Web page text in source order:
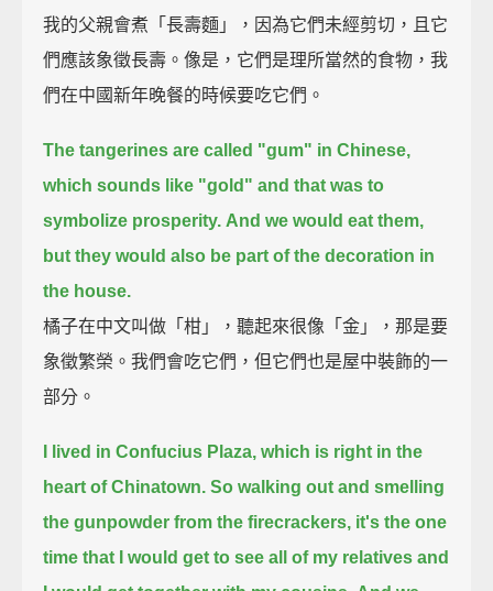
我的父親會煮「長壽麵」，因為它們未經剪切，且它
們應該象徵長壽。像是，它們是理所當然的食物，我
們在中國新年晚餐的時候要吃它們。
The tangerines are called "gum" in Chinese,
which sounds like "gold" and that was to
symbolize prosperity. And we would eat them,
but they would also be part of the decoration in
the house.
橘子在中文叫做「柑」，聽起來很像「金」，那是要
象徵繁榮。我們會吃它們，但它們也是屋中裝飾的一
部分。
I lived in Confucius Plaza, which is right in the
heart of Chinatown. So walking out and smelling
the gunpowder from the firecrackers, it's the one
time that I would get to see all of my relatives and